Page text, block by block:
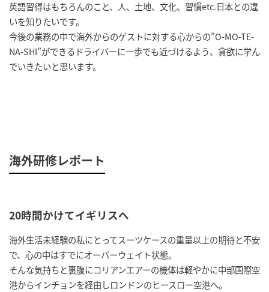
英語習得はもちろんのこと、人、土地、文化、習慣etc.日本との違
いを知りたいです。
今後の業務の中で海外からのゲストに対する心からの”O-MO-TE-
NA-SHI”ができるドライバーに一歩でも近づけるよう、貪欲に学ん
でいきたいと思います。
海外研修レポート
20時間かけてイギリスへ
海外生活未経験の私にとってスーツケースの重量以上の期待と不安
で、心の中はすでにオーバーウェイト状態。
そんな気持ちと裏腹にコリアンエアーの機体は軽やかに中部国際空
港からインチョンを経由しロンドンのヒースロー空港へ。